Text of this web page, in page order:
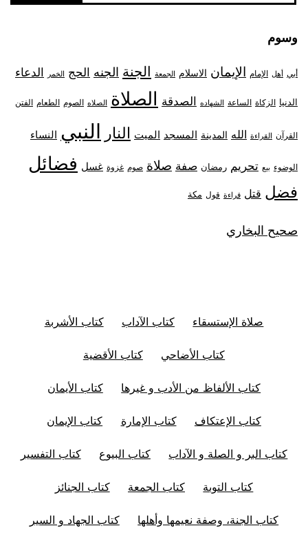
وسوم
أبي أهل الإمام الإيمان الاسلام الجمعة الجنة الجنه الحج الخمر الدعاء
الدنيا الزكاة الساعة الشهاده الصدقة الصلاة الصلاه الصوم الطعام الفتن
القرآن القراءة الله المدينة المسجد الميت النار النبي النساء
الوضوء بيع تحريم رمضان صفة صلاة صوم غزوة غسل فضائل
فضل قتل قراءة قول مكة
صحيح البخاري
صلاة الإستسقاء كتاب الآداب كتاب الأشربة
كتاب الأضاحي كتاب الأقضية
كتاب الألفاظ من الأدب و غيرها كتاب الأيمان
كتاب الإعتكاف كتاب الإمارة كتاب الإيمان
كتاب البر و الصلة و الآداب كتاب البيوع كتاب التفسير
كتاب التوبة كتاب الجمعة كتاب الجنائز
كتاب الجنة، وصفة نعيمها وأهلها كتاب الجهاد و السير